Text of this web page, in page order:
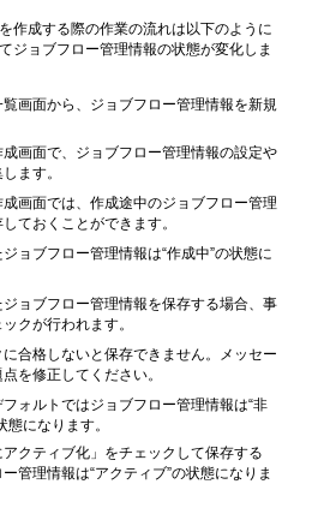
作成する際の作業の流れは以下のように
ジョブフロー管理情報の状態が変化しま
画面から、ジョブフロー管理情報を新規
画面で、ジョブフロー管理情報の設定や
ます。
画面では、作成途中のジョブフロー管理
ておくことができます。
ョブフロー管理情報は“作成中”の状態に
ョブフロー管理情報を保存する場合、事
クが行われます。
合格しないと保存できません。メッセー
を修正してください。
ォルトではジョブフロー管理情報は“非
態になります。
アクティブ化」をチェックして保存する
管理情報は“アクティブ”の状態になりま